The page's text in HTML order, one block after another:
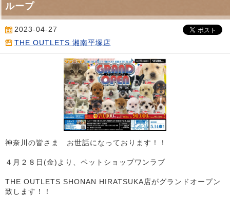
ループ
2023-04-27
THE OUTLETS 湘南平塚店
神奈川の皆さま お世話になっております！！
４月２８日(金)より、ペットショップワンラブ
THE OUTLETS SHONAN HIRATSUKA店がグランドオープン
致します！！